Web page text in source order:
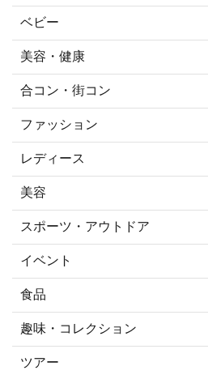
ベビー
美容・健康
合コン・街コン
ファッション
レディース
美容
スポーツ・アウトドア
イベント
食品
趣味・コレクション
ツアー